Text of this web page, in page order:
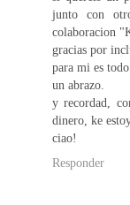
junto con
colaboracion
gracias por
para mi es
un abrazo.
y recordad,
dinero, ke
ciao!
Responder